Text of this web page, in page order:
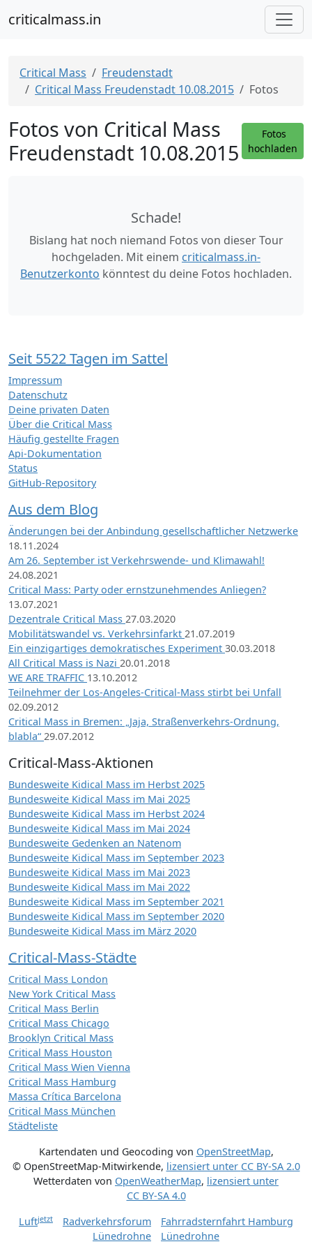
criticalmass.in
Critical Mass
Freudenstadt
Critical Mass Freudenstadt 10.08.2015
Fotos
Fotos von Critical Mass
Freudenstadt 10.08.2015
Fotos
hochladen
Schade!
Bislang hat noch niemand Fotos von dieser Tour
hochgeladen. Mit einem criticalmass.in-
Benutzerkonto könntest du deine Fotos hochladen.
Seit 5522 Tagen im Sattel
Impressum
Datenschutz
Deine privaten Daten
Über die Critical Mass
Häufig gestellte Fragen
Api-Dokumentation
Status
GitHub-Repository
Aus dem Blog
Änderungen bei der Anbindung gesellschaftlicher Netzwerke
18.11.2024
Am 26. September ist Verkehrswende- und Klimawahl!
24.08.2021
Critical Mass: Party oder ernstzunehmendes Anliegen?
13.07.2021
Dezentrale Critical Mass 27.03.2020
Mobilitätswandel vs. Verkehrsinfarkt 21.07.2019
Ein einzigartiges demokratisches Experiment 30.03.2018
All Critical Mass is Nazi 20.01.2018
WE ARE TRAFFIC 13.10.2012
Teilnehmer der Los-Angeles-Critical-Mass stirbt bei Unfall
02.09.2012
Critical Mass in Bremen: „Jaja, Straßenverkehrs-Ordnung,
blabla“ 29.07.2012
Critical-Mass-Aktionen
Bundesweite Kidical Mass im Herbst 2025
Bundesweite Kidical Mass im Mai 2025
Bundesweite Kidical Mass im Herbst 2024
Bundesweite Kidical Mass im Mai 2024
Bundesweite Gedenken an Natenom
Bundesweite Kidical Mass im September 2023
Bundesweite Kidical Mass im Mai 2023
Bundesweite Kidical Mass im Mai 2022
Bundesweite Kidical Mass im September 2021
Bundesweite Kidical Mass im September 2020
Bundesweite Kidical Mass im März 2020
Critical-Mass-Städte
Critical Mass London
New York Critical Mass
Critical Mass Berlin
Critical Mass Chicago
Brooklyn Critical Mass
Critical Mass Houston
Critical Mass Wien Vienna
Critical Mass Hamburg
Massa Crítica Barcelona
Critical Mass München
Städteliste
Kartendaten und Geocoding von OpenStreetMap,
© OpenStreetMap-Mitwirkende, lizensiert unter CC BY-SA 2.0
Wetterdaten von OpenWeatherMap, lizensiert unter
CC BY-SA 4.0
Luftjetzt Radverkehrsforum
Fahrradsternfahrt Hamburg
Lünedrohne
Lünedrohne